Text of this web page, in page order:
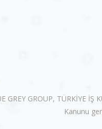
GREY GROUP,
Kanunu